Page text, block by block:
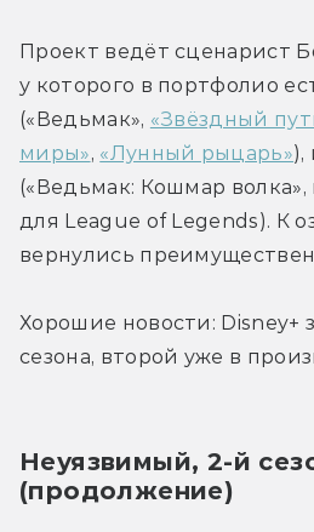
Проект ведёт сценарист
у которого в портфолио
(«Ведьмак», «Звёздный
миры», «Лунный рыцарь»),
(«Ведьмак: Кошмар
для League of Legends). К
вернулись
Хорошие новости: Disney+
сезона, второй уже в
Неуязвимый, 2-й
(продолжение)